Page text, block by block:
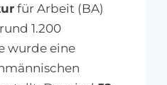
für Arbeit (BA)
1.200
wurde eine